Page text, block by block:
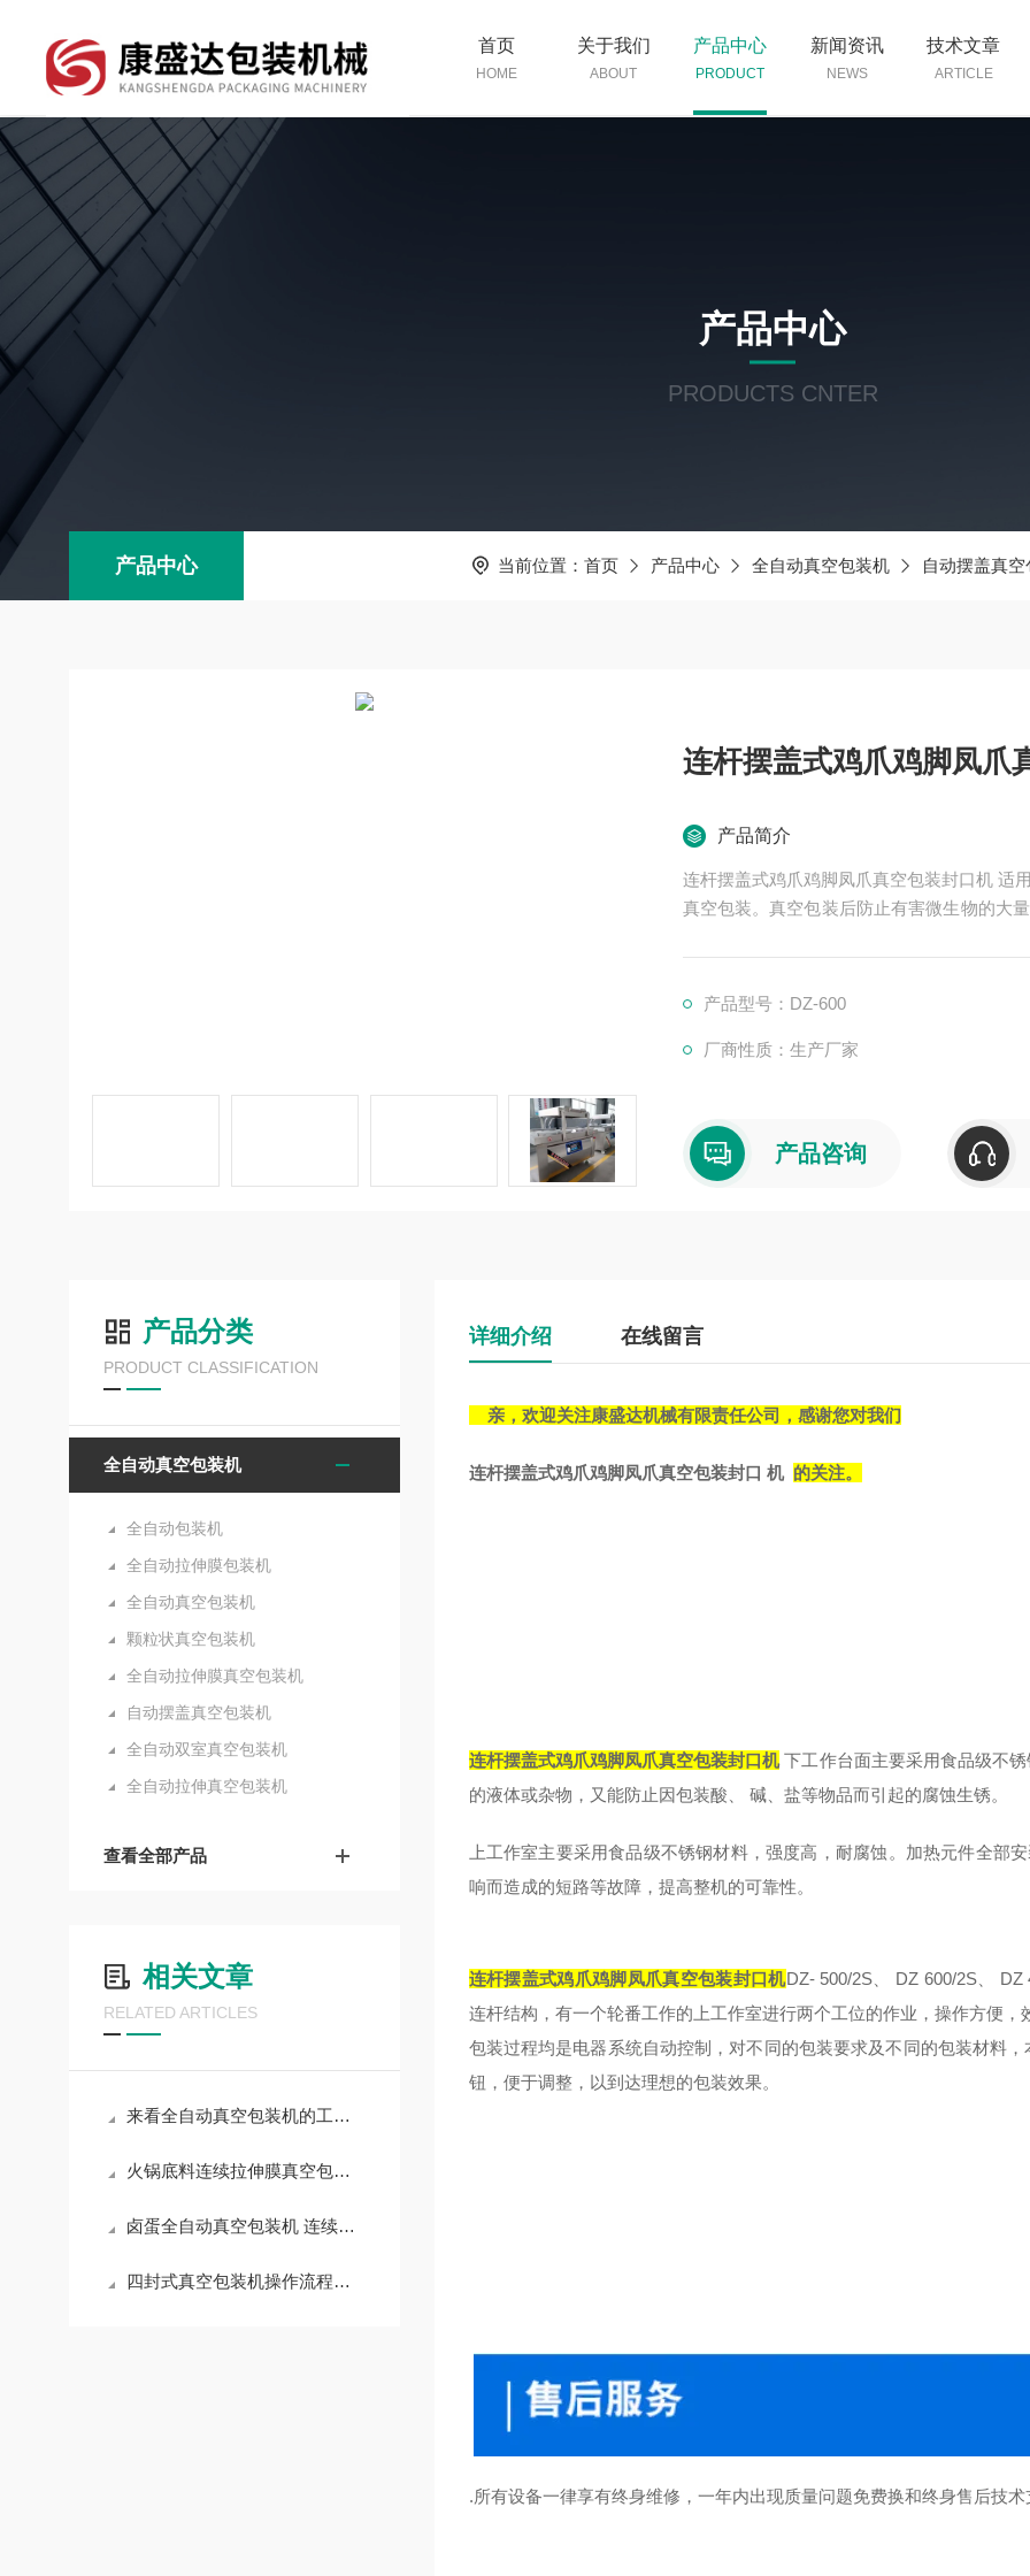
首页
HOME
关于我们
ABOUT
产品中心
PRODUCT
新闻资讯
NEWS
技术文章
ARTICLE
产品中心
PRODUCTS CNTER
产品中心 当前位置： 首页 产品中心 全自动真空包装机 自动摆盖真
连杆摆盖式鸡爪鸡脚凤爪
产品简介
连杆摆盖式鸡爪鸡脚凤爪真空包装封口机 适用于面筋，面皮，辣条小零食，鸡爪，烧鸡，海产品等
真空包装。真空包装后防止有害微生物的大
产品型号：DZ-600
厂商性质：生产厂家
产品咨询
产品分类
PRODUCT CLASSIFICATION
全自动真空包装机
全自动包装机
全自动拉伸膜包装机
全自动真空包装机
颗粒状真空包装机
全自动拉伸膜真空包装机
自动摆盖真空包装机
全自动双室真空包装机
全自动拉伸真空包装机
查看全部产品
相关文章
RELATED ARTICLES
来看全自动真空包装机的工作运行流程，是不是你想的那样
火锅底料连续拉伸膜真空包装机的适用范围
卤蛋全自动真空包装机 连续拉伸膜真空包装机 保养维护该注意的问题
四封式真空包装机操作流程讲解
详细介绍 在线留言
亲，欢迎关注康盛达机械有限责任公司，感谢您对我们
连杆摆盖式鸡爪鸡脚凤爪真空包装封口 机 的关注。
连杆摆盖式鸡爪鸡脚凤爪真空包装封口机 下工作台面主要采用食品级不
的液体或杂物，又能防止因包装酸、 碱、盐等物品而引起的腐蚀生锈。
上工作室主要采用食品级不锈钢材料，强度高，耐腐蚀。加热元件全部
响而造成的短路等故障，提高整机的可靠性。
连杆摆盖式鸡爪鸡脚凤爪真空包装封口机DZ- 500/2S 、 DZ 600/2S、
连杆结构，有一个轮番工作的上工作室进行两个工位的作业，操作方便，
包装过程均是电器系统自动控制，对不同的包装要求及不同的包装材料
钮，便于调整，以到达理想的包装效果。
.所有设备一律享有终身维修，一年内出现质量问题免费换和终身售后技